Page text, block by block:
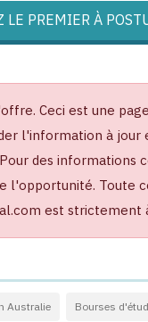
LE PREMIER À
Ceci est une
l'information à
des informations
l'opportunité. Toute
est strictement
Australie
Bourses